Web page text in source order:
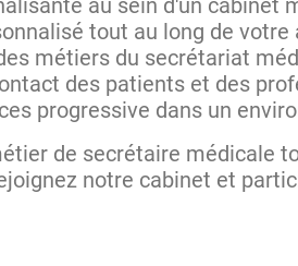
tout au long de votre
métiers du secrétariat
des patients et des
progressive dans un
de secrétaire médicale
notre cabinet et